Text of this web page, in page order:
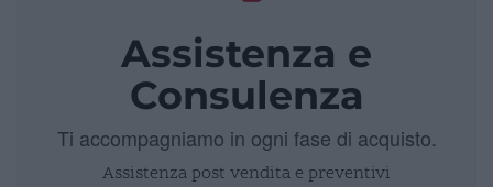
Assistenza e
Consulenza
Ti accompagniamo in ogni fase di acquisto.
Assistenza post vendita e preventivi